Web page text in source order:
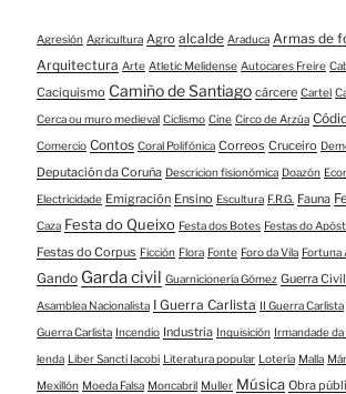
Agresión Agricultura Agro alcalde Araduca Armas de
Arquitectura Arte Atletic Melidense Autocares Freire
Caciquismo Camiño de Santiago cárcere Cartel
Cerca ou muro medieval Ciclismo Cine Circo de Arzúa
Comercio Contos Coral Polifónica Correos Cruceiro
Deputación da Coruña Descricion fisionómica Doazón
Electricidade Emigración Ensino Escultura F.R.G. Fauna
Caza Festa do Queixo Festa dos Botes Festas do
Festas do Corpus Ficción Flora Fonte Foro da Vila Fortuna
Gando Garda civil Guarnicionería Gómez Guerra Civil
Asamblea Nacionalista I Guerra Carlista II Guerra Carlista
Guerra Carlista Incendio Industria Inquisición Irmandade da
lenda Liber Sancti Iacobi Literatura popular Lotería Malla
Mexillón Moeda Falsa Moncabril Muller Música Obra